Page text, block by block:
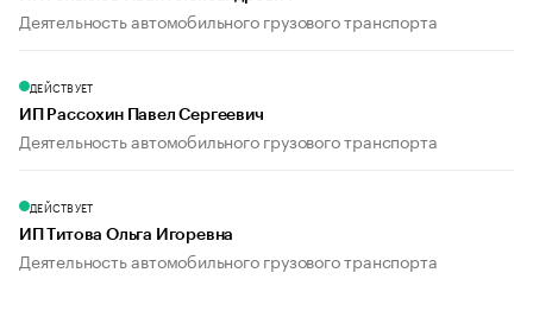
Деятельность автомобильного грузового транспорта
ДЕЙСТВУЕТ
ИП Рассохин Павел Сергеевич
Деятельность автомобильного грузового транспорта
ДЕЙСТВУЕТ
ИП Титова Ольга Игоревна
Деятельность автомобильного грузового транспорта